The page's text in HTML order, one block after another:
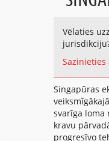
Vēlaties
Sazinieties
Singapūras
svarīga loma
kravu
progresīvo